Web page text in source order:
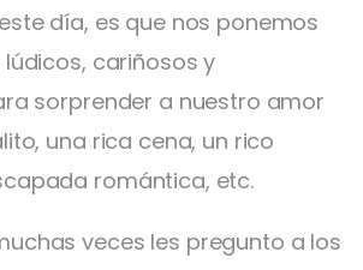
día, es que nos ponemos
cariñosos y
sorprender a nuestro amor
una rica cena, un rico
romántica, etc.
veces les pregunto a los